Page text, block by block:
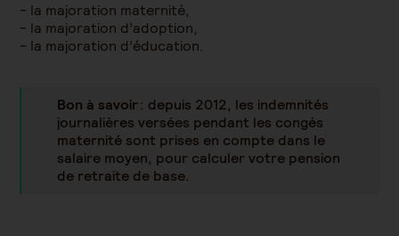
la majoration maternité,
la majoration d’adoption,
la majoration d’éducation.
Bon à savoir: depuis 2012, les indemnités
journalières versées pendant les congés
maternité sont prises en compte dans le
salaire moyen, pour calculer votre pension
de retraite de base.